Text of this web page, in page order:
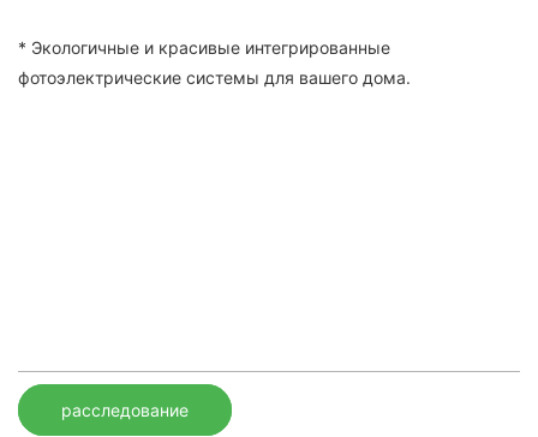
* Экологичные и красивые интегрированные
фотоэлектрические системы для вашего дома.
расследование